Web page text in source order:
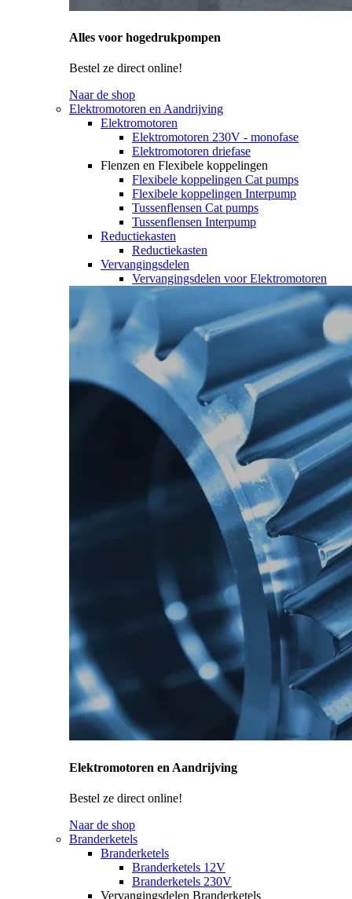
Alles voor hogedrukpompen
Bestel ze direct online!
Naar de shop
Elektromotoren en Aandrijving
Elektromotoren
Elektromotoren 230V - monofase
Elektromotoren driefase
Flenzen en Flexibele koppelingen
Flexibele koppelingen Cat pumps
Flexibele koppelingen Interpump
Tussenflensen Cat pumps
Tussenflensen Interpump
Reductiekasten
Reductiekasten
Vervangingsdelen
Vervangingsdelen voor Elektromotoren
Elektromotoren en Aandrijving
Bestel ze direct online!
Naar de shop
Branderketels
Branderketels
Branderketels 12V
Branderketels 230V
Vervangingsdelen Branderketels